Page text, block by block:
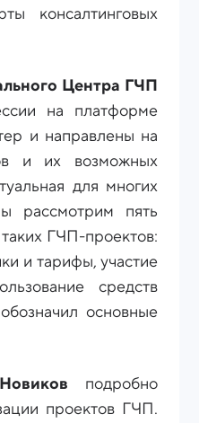
консалтинговых
Центра ГЧП
на платформе
и направлены на
и их возможных
для многих
рассмотрим пять
ГЧП-проектов:
и тарифы, участие
средств
основные
подробно
проектов ГЧП.